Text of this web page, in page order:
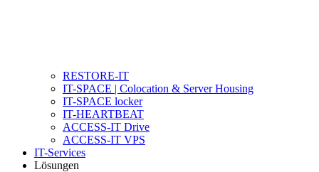
RESTORE-IT
IT-SPACE | Colocation & Server Housing
IT-SPACE locker
IT-HEARTBEAT
ACCESS-IT Drive
ACCESS-IT VPS
IT-Services
Lösungen